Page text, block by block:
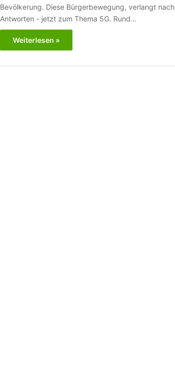
Bevölkerung. Diese Bürgerbewegung, verlangt nach
Antworten - jetzt zum Thema 5G. Rund…
Weiterlesen »